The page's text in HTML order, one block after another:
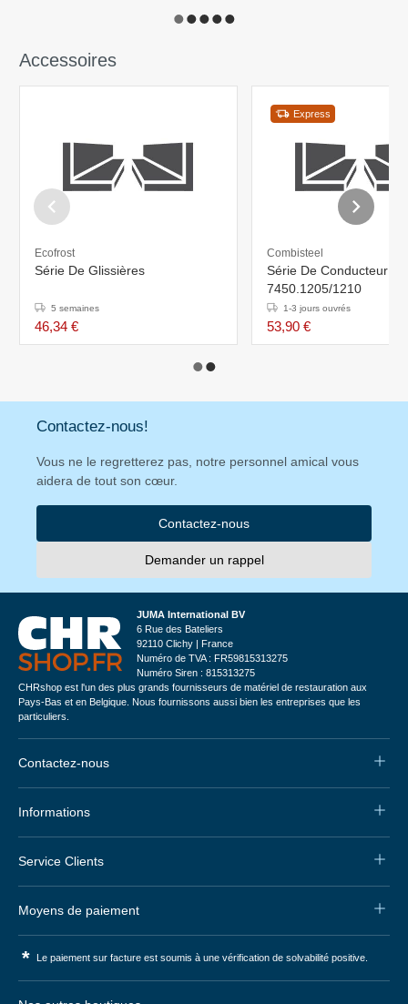
Accessoires
Ecofrost
Série De Glissières
5 semaines
46,34 €
Express
Combisteel
Série De Conducteur
7450.1205/1210
1-3 jours ouvrés
53,90 €
Contactez-nous!
Vous ne le regretterez pas, notre personnel amical vous
aidera de tout son cœur.
Contactez-nous
Demander un rappel
JUMA International BV
6 Rue des Bateliers
92110 Clichy | France
Numéro de TVA : FR59815313275
Numéro Siren : 815313275
CHRshop est l'un des plus grands fournisseurs de matériel de restauration aux
Pays-Bas et en Belgique. Nous fournissons aussi bien les entreprises que les
particuliers.
Contactez-nous
Informations
Service Clients
Moyens de paiement
* Le paiement sur facture est soumis à une vérification de solvabilité positive.